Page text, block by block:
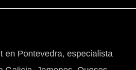
en Pontevedra, especialista